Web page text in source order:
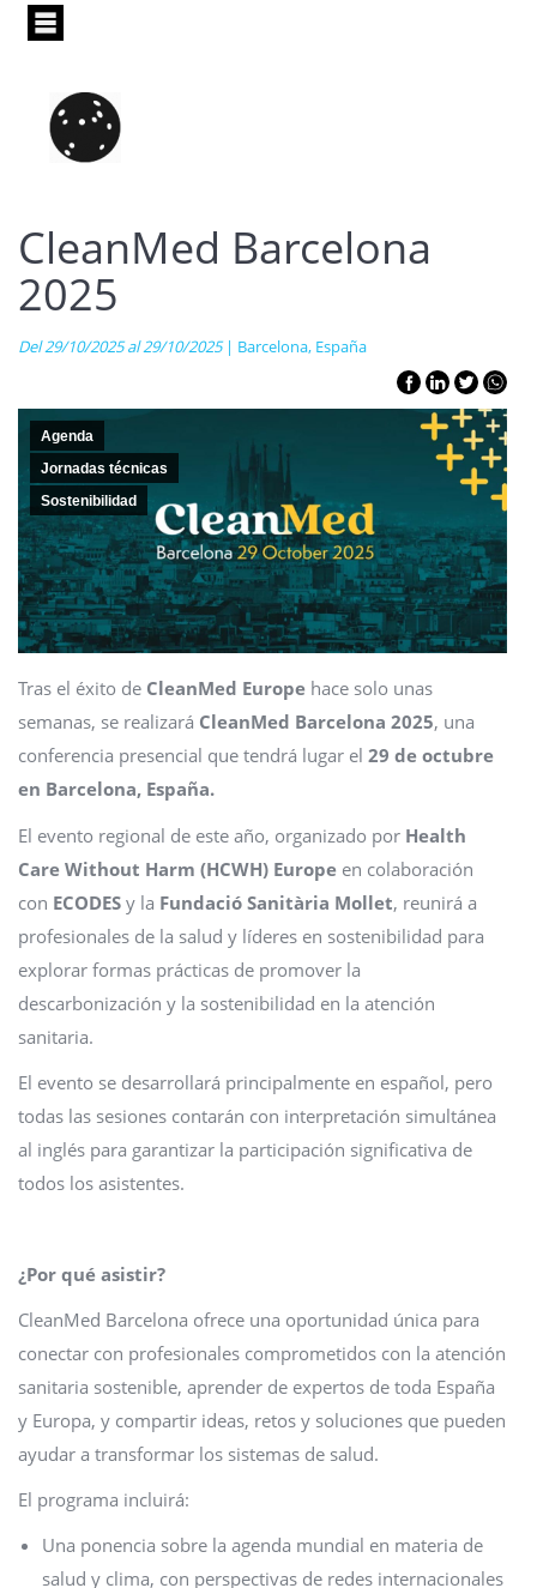
Pasar
principal
CleanMed Barcelona
2025
Del 29/10/2025 al 29/10/2025| Barcelona, España
Agenda
Jornadas técnicas
Sostenibilidad
Tras el éxito de CleanMed Europe hace solo unas
semanas, se realizará CleanMed Barcelona 2025, una
conferencia presencial que tendrá lugar el 29 de octubre
en Barcelona, España.
El evento regional de este año, organizado por Health
Care Without Harm (HCWH) Europe en colaboración
con ECODES y la Fundació Sanitària Mollet, reunirá a
profesionales de la salud y líderes en sostenibilidad para
explorar formas prácticas de promover la
descarbonización y la sostenibilidad en la atención
sanitaria.
El evento se desarrollará principalmente en español, pero
todas las sesiones contarán con interpretación simultánea
al inglés para garantizar la participación significativa de
todos los asistentes.
¿Por qué asistir?
CleanMed Barcelona ofrece una oportunidad única para
conectar con profesionales comprometidos con la atención
sanitaria sostenible, aprender de expertos de toda España
y Europa, y compartir ideas, retos y soluciones que pueden
ayudar a transformar los sistemas de salud.
El programa incluirá:
Una ponencia sobre la agenda mundial en materia de
salud y clima, con perspectivas de redes internacionales